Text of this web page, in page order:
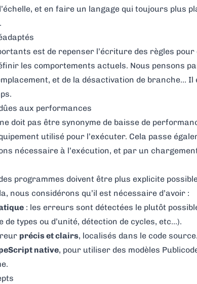
et en faire un langage qui toujours plus
est de repenser l’écriture des règles pour
les comportements actuels. Nous pensons
et de la désactivation de branche… Il
aux performances
doit pas être synonyme de baisse de
utilisé pour l’exécuter. Cela passe
nécessaire à l’exécution, et par un
programmes doivent être plus explicite
nous considérons qu’il est nécessaire d’avoir :
: les erreurs sont détectées le plutôt
de types ou d’unité, détection de cycles, etc…).
précis et clairs, localisés dans le code source.
native, pour utiliser des modèles